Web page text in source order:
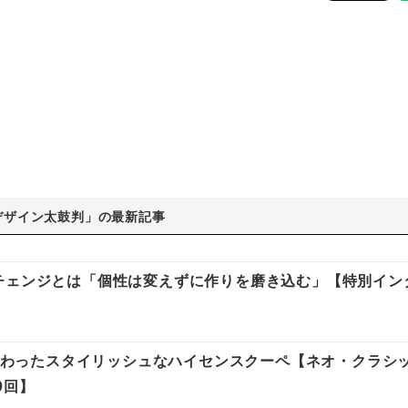
イン太鼓判」の最新記事
ンジとは「個性は変えずに作りを磨き込む」【特別イン
ったスタイリッシュなハイセンスクーペ【ネオ・クラシ
】